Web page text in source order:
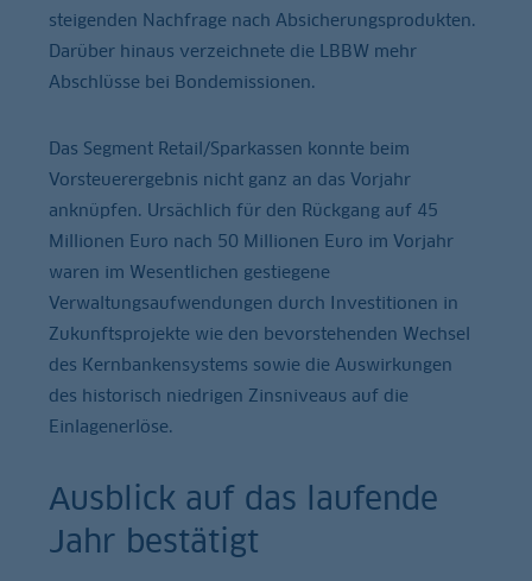
steigenden Nachfrage nach Absicherungsprodukten.
Darüber hinaus verzeichnete die LBBW mehr
Abschlüsse bei Bondemissionen.
Das Segment Retail/Sparkassen konnte beim
Vorsteuerergebnis nicht ganz an das Vorjahr
anknüpfen. Ursächlich für den Rückgang auf 45
Millionen Euro nach 50 Millionen Euro im Vorjahr
waren im Wesentlichen gestiegene
Verwaltungsaufwendungen durch Investitionen in
Zukunftsprojekte wie den bevorstehenden Wechsel
des Kernbankensystems sowie die Auswirkungen
des historisch niedrigen Zinsniveaus auf die
Einlagenerlöse.
Ausblick auf das laufende
Jahr bestätigt